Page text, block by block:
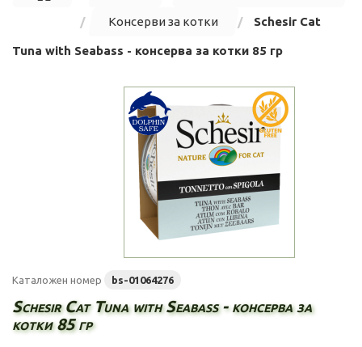
Консерви за котки Schesir Cat
Tuna with Seabass - консерва за котки 85 гр
Каталожен номер bs-01064276
Schesir Cat Tuna with Seabass - консерва за
котки 85 гр